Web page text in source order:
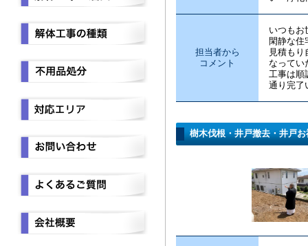
担当者から
コメント
いつもお
閑静な住
見積も
なってい
工事は順
通り完了
樹木伐根・井戸撤去・井戸